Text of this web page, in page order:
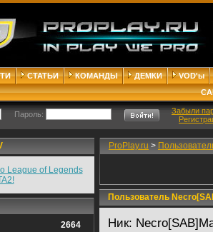
СТАТЬИ КОМАНДЫ ДЕМКИ
VOD'ы
Пароль:
Забыли
League of Legends
2664
ProPlay.ru >
Пользователь
Ник: